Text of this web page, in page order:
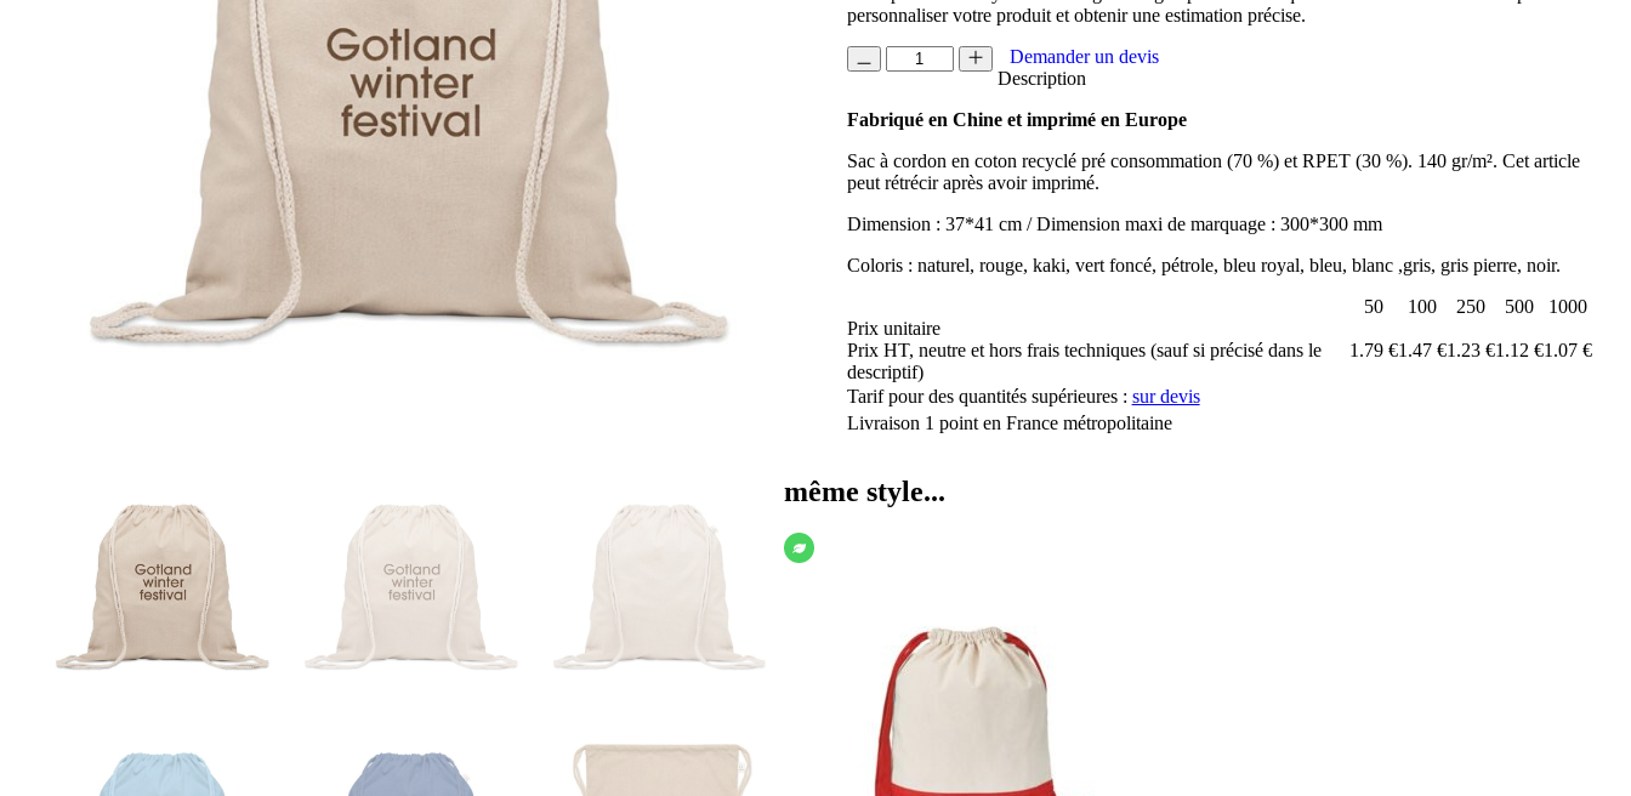
personnaliser votre produit et obtenir une estimation précise.
quantité
de
A
140GR
EN
RECYCLE
Demander un devis
Description
Fabriqué en Chine et imprimé en Europe
Sac à cordon en coton recyclé pré consommation (70 %) et RPET (30 %). 140 gr/m². Cet article
peut rétrécir après avoir imprimé.
Dimension : 37*41 cm / Dimension maxi de marquage : 300*300 mm
Coloris : naturel, rouge, kaki, vert foncé, pétrole, bleu royal, bleu, blanc ,gris, gris pierre, noir.
50
100 250 500
1000
Prix unitaire
Prix HT, neutre et hors frais techniques (sauf si précisé dans le
descriptif)
1.79 €1.47 €1.23 €1.12 €1.07 €
Tarif pour des quantités supérieures : sur devis
Livraison 1 point en France métropolitaine
même style...